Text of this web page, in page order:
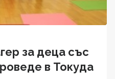
за деца със
в Токуда